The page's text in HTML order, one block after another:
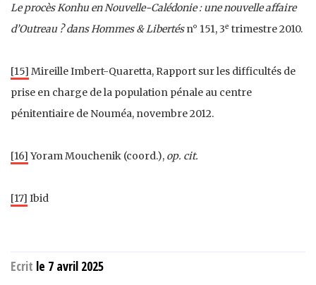
Le procès Konhu en Nouvelle-Calédonie : une nouvelle affaire
d’Outreau ? dans Hommes & Libertésn° 151, 3e trimestre 2010.
[15] Mireille Imbert-Quaretta, Rapport sur les difficultés de
prise en charge de la population pénale au centre
pénitentiaire de Nouméa, novembre 2012.
[16] Yoram Mouchenik (coord.), op. cit.
[17] Ibid
Ecrit le 7 avril 2025